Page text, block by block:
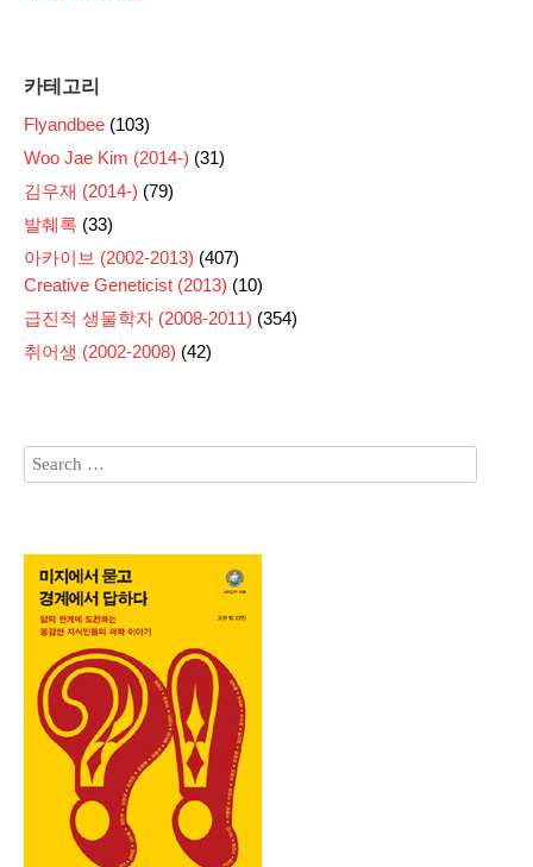
카테고리
Flyandbee (103)
Woo Jae Kim (2014-) (31)
김우재 (2014-) (79)
발췌록 (33)
아카이브 (2002-2013) (407)
Creative Geneticist (2013) (10)
급진적 생물학자 (2008-2011) (354)
취어생 (2002-2008) (42)